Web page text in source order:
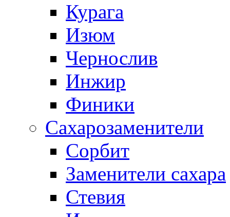
Курага
Изюм
Чернослив
Инжир
Финики
Сахарозаменители
Сорбит
Заменители сахара
Стевия